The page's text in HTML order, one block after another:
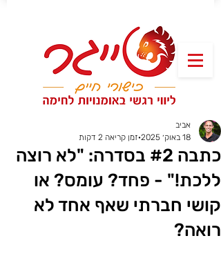
כתבה #2 בסדרה: "לא רוצה
ללכת!" - פחד? עומס? או
קושי חברתי שאף אחד לא
רואה?
אביב
18 באוק׳ 2025
זמן קריאה 2 דקות